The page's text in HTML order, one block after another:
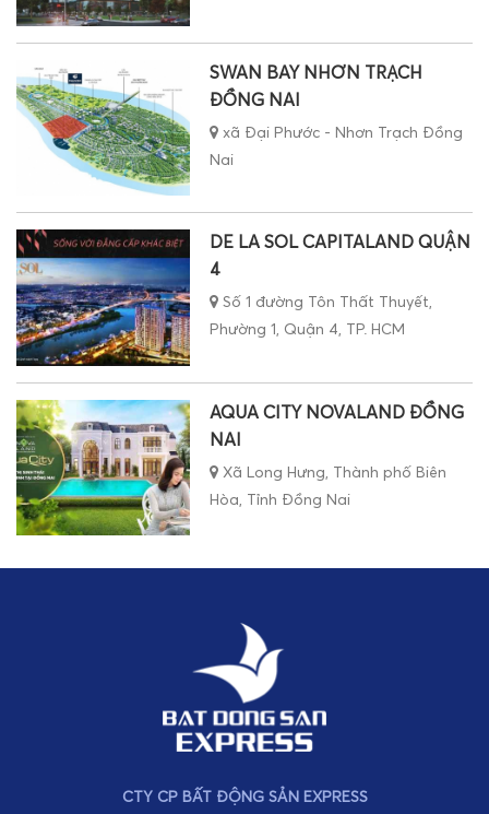
SWAN BAY NHƠN TRẠCH
ĐỒNG NAI
xã Đại Phước - Nhơn Trạch Đồng
Nai
DE LA SOL CAPITALAND QUẬN
4
Số 1 đường Tôn Thất Thuyết,
Phường 1, Quận 4, TP. HCM
AQUA CITY NOVALAND ĐỒNG
NAI
Xã Long Hưng, Thành phố Biên
Hòa, Tỉnh Đồng Nai
CTY CP BẤT ĐỘNG SẢN EXPRESS